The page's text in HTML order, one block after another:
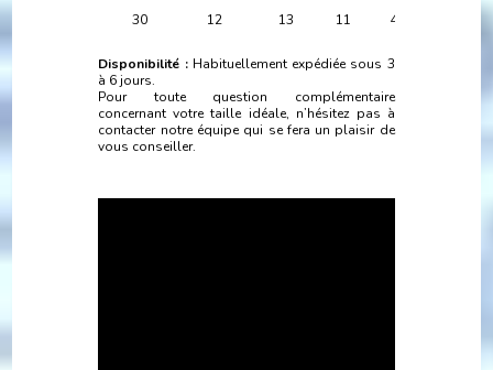
30 12 13 11 45
Disponibilité :Habituellement expédiée sous 3
à 6 jours.
Pour toute question complémentaire
concernant votre taille idéale, n’hésitez pas à
contacter notre équipe qui se fera un plaisir de
vous conseiller.